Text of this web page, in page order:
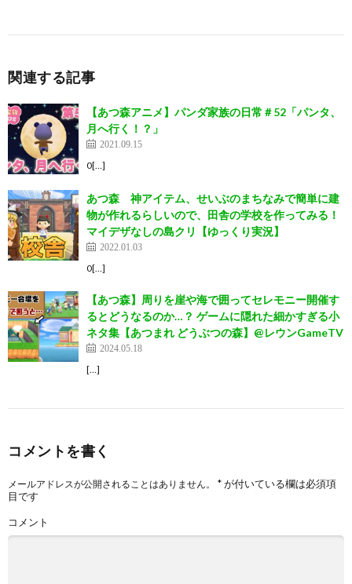
関連する記事
【あつ森アニメ】パンダ家族の日常＃52「パンタ、
月へ行く！？」
2021.09.15
0[…]
あつ森 神アイテム、せいぶのまちなみで簡単に建
物が作れるらしいので、田舎の学校を作ってみる！
マイデザなしの島クリ【ゆっくり実況】
2022.01.03
0[…]
【あつ森】周りを崖や海で囲ってセレモニー開催す
るとどうなるのか…？ ゲームに隠れた細かすぎる小
ネタ集【あつまれ どうぶつの森】@レウンGameTV
2024.05.18
[…]
コメントを書く
メールアドレスが公開されることはありません。 *が付いている欄は必須項
目です
コメント